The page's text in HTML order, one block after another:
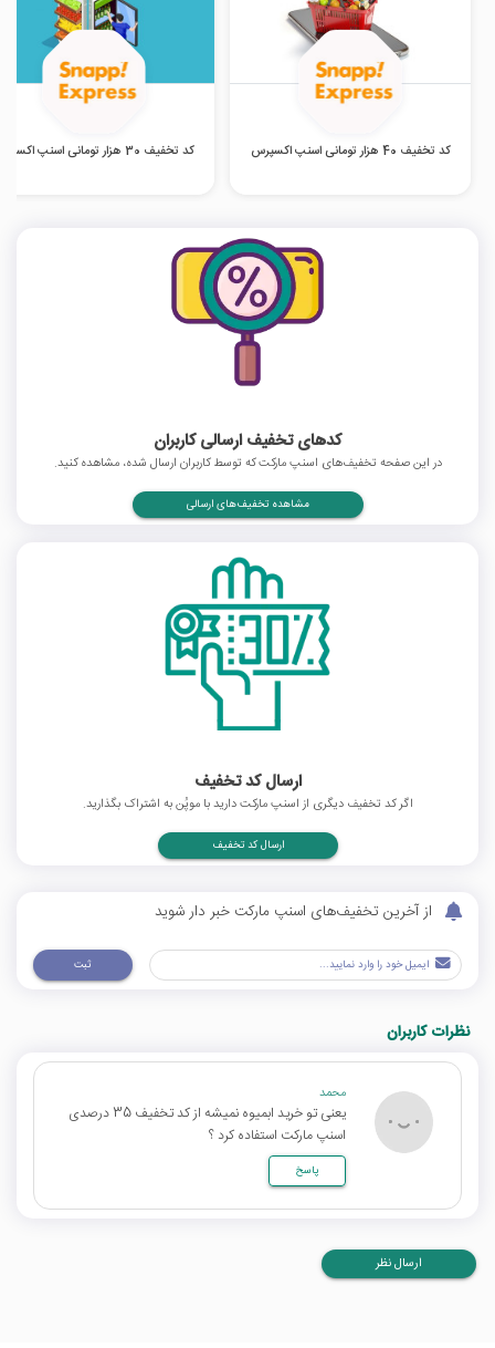
کد تخفیف 40 هزار تومانی اسنپ اکسپرس کد تخفیف 30 هزار تومانی اسنپ اکسپرس
کدهای تخفیف ارسالی کاربران
در این صفحه تخفیف‌های اسنپ مارکت که توسط کاربران ارسال شده، مشاهده کنید.
مشاهده تخفیف‌های ارسالی
ارسال کد تخفیف
اگر کد تخفیف دیگری از اسنپ مارکت دارید با موپُن به اشتراک بگذارید.
ارسال کد تخفیف
از آخرین تخفیف‌های اسنپ مارکت خبر دار شوید
ثبت
نظرات کاربران
محمد
یعنی تو خرید ابمیوه نمیشه از کد تخفیف 35 درصدی
اسنپ مارکت استفاده کرد ؟
پاسخ
ارسال نظر